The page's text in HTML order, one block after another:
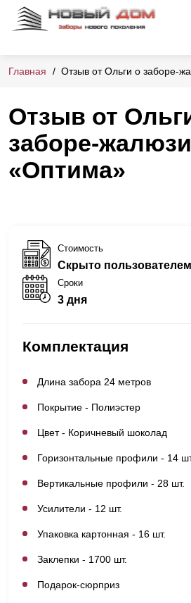
Главная Отзыв от Ольги о заборе-
Отзыв от
заборе-жалюзи
«Оптима»
Стоимость
Скрыто
Сроки
3 дня
Комплектация
Длина забора 24 метров
Покрытие - Полиэстер
Цвет - Коричневый шоколад
Горизонтальные профили - 14
Вертикальные профили - 28 шт.
Усилители - 12 шт.
Упаковка картонная - 16 шт.
Заклепки - 1700 шт.
Подарок-сюрприз